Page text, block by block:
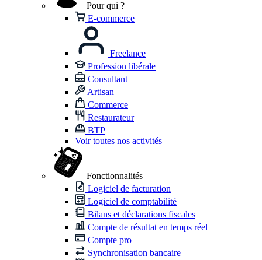
Pour qui ?
E-commerce
Freelance
Profession libérale
Consultant
Artisan
Commerce
Restaurateur
BTP
Voir toutes nos activités
Fonctionnalités
Logiciel de facturation
Logiciel de comptabilité
Bilans et déclarations fiscales
Compte de résultat en temps réel
Compte pro
Synchronisation bancaire